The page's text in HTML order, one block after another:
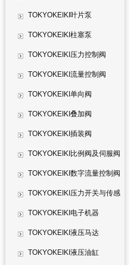
TOKYOKEIKI叶片泵
TOKYOKEIKI柱塞泵
TOKYOKEIKI压力控制阀
TOKYOKEIKI流量控制阀
TOKYOKEIKI单向阀
TOKYOKEIKI叠加阀
TOKYOKEIKI插装阀
TOKYOKEIKI比例阀及伺服阀
TOKYOKEIKI数字流量控制阀
TOKYOKEIKI压力开关与传感
器 TOKYOKEIKI电子机器
TOKYOKEIKI液压马达
TOKYOKEIKI液压油缸